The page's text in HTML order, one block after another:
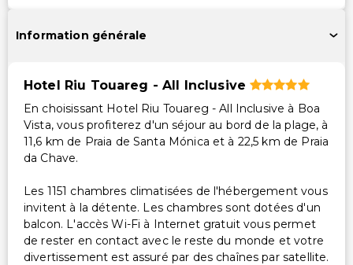
Service de ménage sur demande
Personnel multilingue
Service de blanchisserie/nettoyage à sec
Changement de serviettes (sur demande)
Information générale
Hotel Riu Touareg - All Inclusive
En choisissant Hotel Riu Touareg - All Inclusive à Boa
Vista, vous profiterez d'un séjour au bord de la plage, à
11,6 km de Praia de Santa Mónica et à 22,5 km de Praia
da Chave.
Les 1151 chambres climatisées de l'hébergement vous
invitent à la détente. Les chambres sont dotées d'un
balcon. L'accès Wi-Fi à Internet gratuit vous permet
de rester en contact avec le reste du monde et votre
divertissement est assuré par des chaînes par satellite.